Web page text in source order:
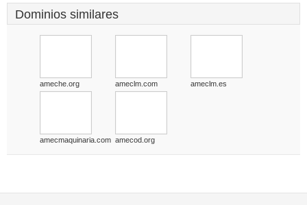
Dominios similares
ameche.org ameclm.com ameclm.es
amecmaquinaria.com amecod.org